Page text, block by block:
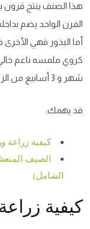
هذا الصنف ينتج قرون
أما البذور فهي
كروي ملمسه ناعم
شهر و 3 أسابيع من الزراعة.
قد يهمك:
كيفية زراعة
الصيف
الشامل)
كيفية